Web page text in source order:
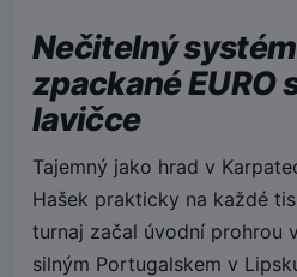
Nečitelný
zpackané EURO
lavičce
Tajemný jako hrad v
Hašek prakticky na každé
turnaj začal úvodní prohrou
silným Portugalskem v